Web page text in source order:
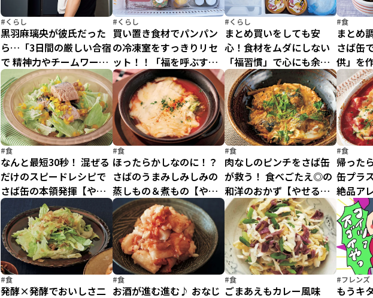
#くらし
黒羽麻璃央が彼氏だった
ら…「3日間の厳しい合宿
で 精神力やチームワーク
を培うことができまし
た」〜ジムデート２〜
#くらし
買い置き食材でパンパン
の冷凍室をすっきりリセ
ット！！「福を呼ぶすっ
きり冷凍室」【後編】
#くらし
まとめ買いをしても安
心！食材をムダにしない
「福習慣」で心にも余裕
が生まれる「福を呼ぶす
っきり冷凍室」【前編】
#食
まとめ
さば缶
供」を
る！さ
#食
なんと最短30秒！ 混ぜる
だけのスピードレシピで
さば缶の本領発揮【やせ
る！さば缶レシピ(4)】
#食
ほったらかしなのに！？
さばのうまみしみしみの
蒸しもの＆煮もの【やせ
る！さば缶レシピ(3)】
#食
肉なしのピンチをさば缶
が救う！ 食べごたえ◎の
和洋のおかず【やせる！
さば缶レシピ(2)】
#食
帰った
缶プラ
絶品ア
さば缶
#食
発酵×発酵でおいしさ二
#食
お酒が進む進む♪ おなじ
#食
ごまあえもカレー風味
#フレンズ
もうキ